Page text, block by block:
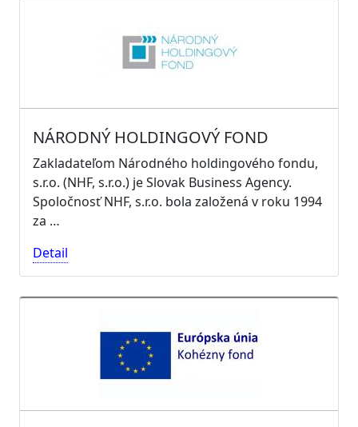
NÁRODNÝ HOLDINGOVÝ FOND
Zakladateľom Národného holdingového fondu,
s.r.o. (NHF, s.r.o.) je Slovak Business Agency.
Spoločnosť NHF, s.r.o. bola založená v roku 1994
za …
Detail